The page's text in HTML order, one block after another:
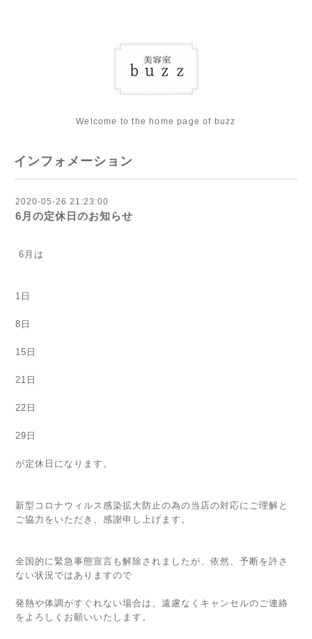
Welcome to the home page of buzz
インフォメーション
2020-05-26 21:23:00
6月の定休日のお知らせ
6月は
1日
8日
15日
21日
22日
29日
が定休日になります。
新型コロナウィルス感染拡大防止の為の当店の対応にご理解と
ご協力をいただき、感謝申し上げます。
全国的に緊急事態宣言も解除されましたが、依然、予断を許さ
ない状況ではありますので
発熱や体調がすぐれない場合は、遠慮なくキャンセルのご連絡
をよろしくお願いいたします。